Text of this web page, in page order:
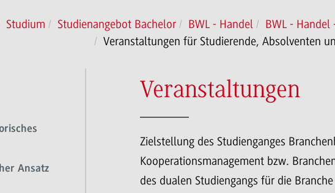
Studium Studienangebot Bachelor BWL - Handel
BWL -
Veranstaltungen für Studierende, Absolventen
Ansatz
Veranstaltungen
Zielstellung des Studienganges
Kooperationsmanagement bzw.
des dualen Studiengangs für die